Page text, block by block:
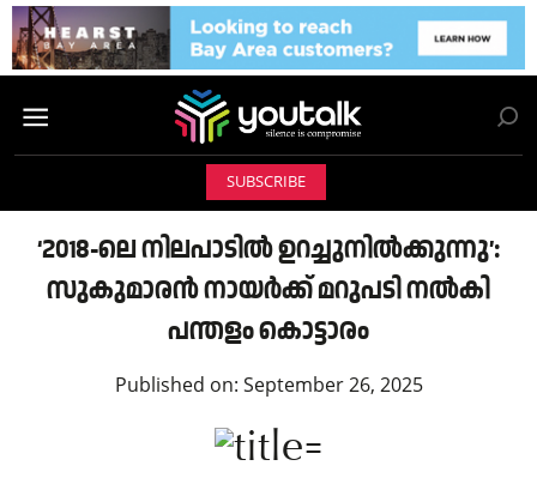
SUBSCRIBE
‘2018-ലെ നിലപാടിൽ ഉറച്ചുനിൽക്കുന്നു’:
സുകുമാരൻ നായർക്ക് മറുപടി നൽകി
പന്തളം കൊട്ടാരം
Published on: September 26, 2025